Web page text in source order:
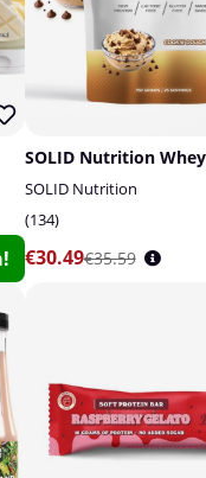
SOLID Nutrition
SOLID Nutrition
134
€30.49€35.59